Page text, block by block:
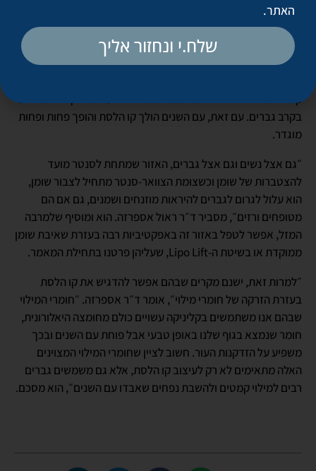
קו לסת מוגדר הוא אחד מסממני המראה הצעיר גם בקרב נשים וגם
בקרב גברים. עם זאת, עם השנים הולך קו הלסת והופך פחות ופחות
מוגדר.
״גם אצל נשים וגם אצל גברים, האזור שמתחת לסנטר מועד
להצטברות של שומן וכשצומת הצוואר-סנטר מתחיל לצבור שומן,
הוא עלול לגרום לגברים להיראות מוזנחים ושמנים, גם אם הם
מטופחים ורזים״, מסביר ד״ר ראול אספרזה. הוא ומוסיף שלמרבה
המזל, אפשר לטפל באזור זה באפקטיביות רבה בעזרת שאיבת שומן
ממוקדת או בשיטת ה-Lipo Lift, שעליהן פרטנו בתחילת המאמר.
״למרות זאת, ישנם מקרים שבהם אפשר להדגיש את קו הלסת
בעזרת הזרקה של חומרי מילוי״, אומר ד״ר אספרזה. ״חומרי המילוי
שבהם אנו משתמשים בקליניקה עשויים כולם מחומצה היאלורונית,
חומר שנמצא בגוף שלנו באופן טבעי אבל פוחת עם השנים ובכך
משפיע על הזדקנות העור. חשוב לציין שחומרי המילוי המצוינים
האלה מתאימים לא רק לעיצוב קו הלסת, אלא גם משמשים גברים
רבים למילוי קמטים ולהשבת נפחים שאבדו עם השנים״, הוא מסכם.
האתר.
שלח.י ונחזור אליך